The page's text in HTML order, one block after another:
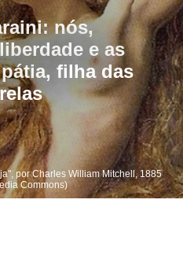
nós,
e as
filha das
por Charles William Mitchell, 1885
Commons)